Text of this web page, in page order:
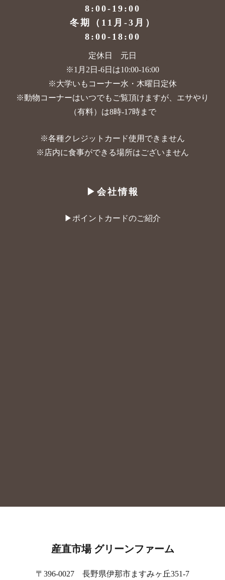
8:00-19:00
冬期（11月-3月）
8:00-18:00
定休日 元日
※1月2日-6日は10:00-16:00
※大学いもコーナー水・木曜日定休
※動物コーナーはいつでもご覧頂けますが、 エサやり
（有料）は8時-17時まで
※各種クレジットカード使用できません
※店内に食事ができる場所はございません
▶︎会社情報
▶︎ポイントカードのご紹介
産直市場 グリーンファーム
〒396-0027 長野県伊那市ますみヶ丘351-7